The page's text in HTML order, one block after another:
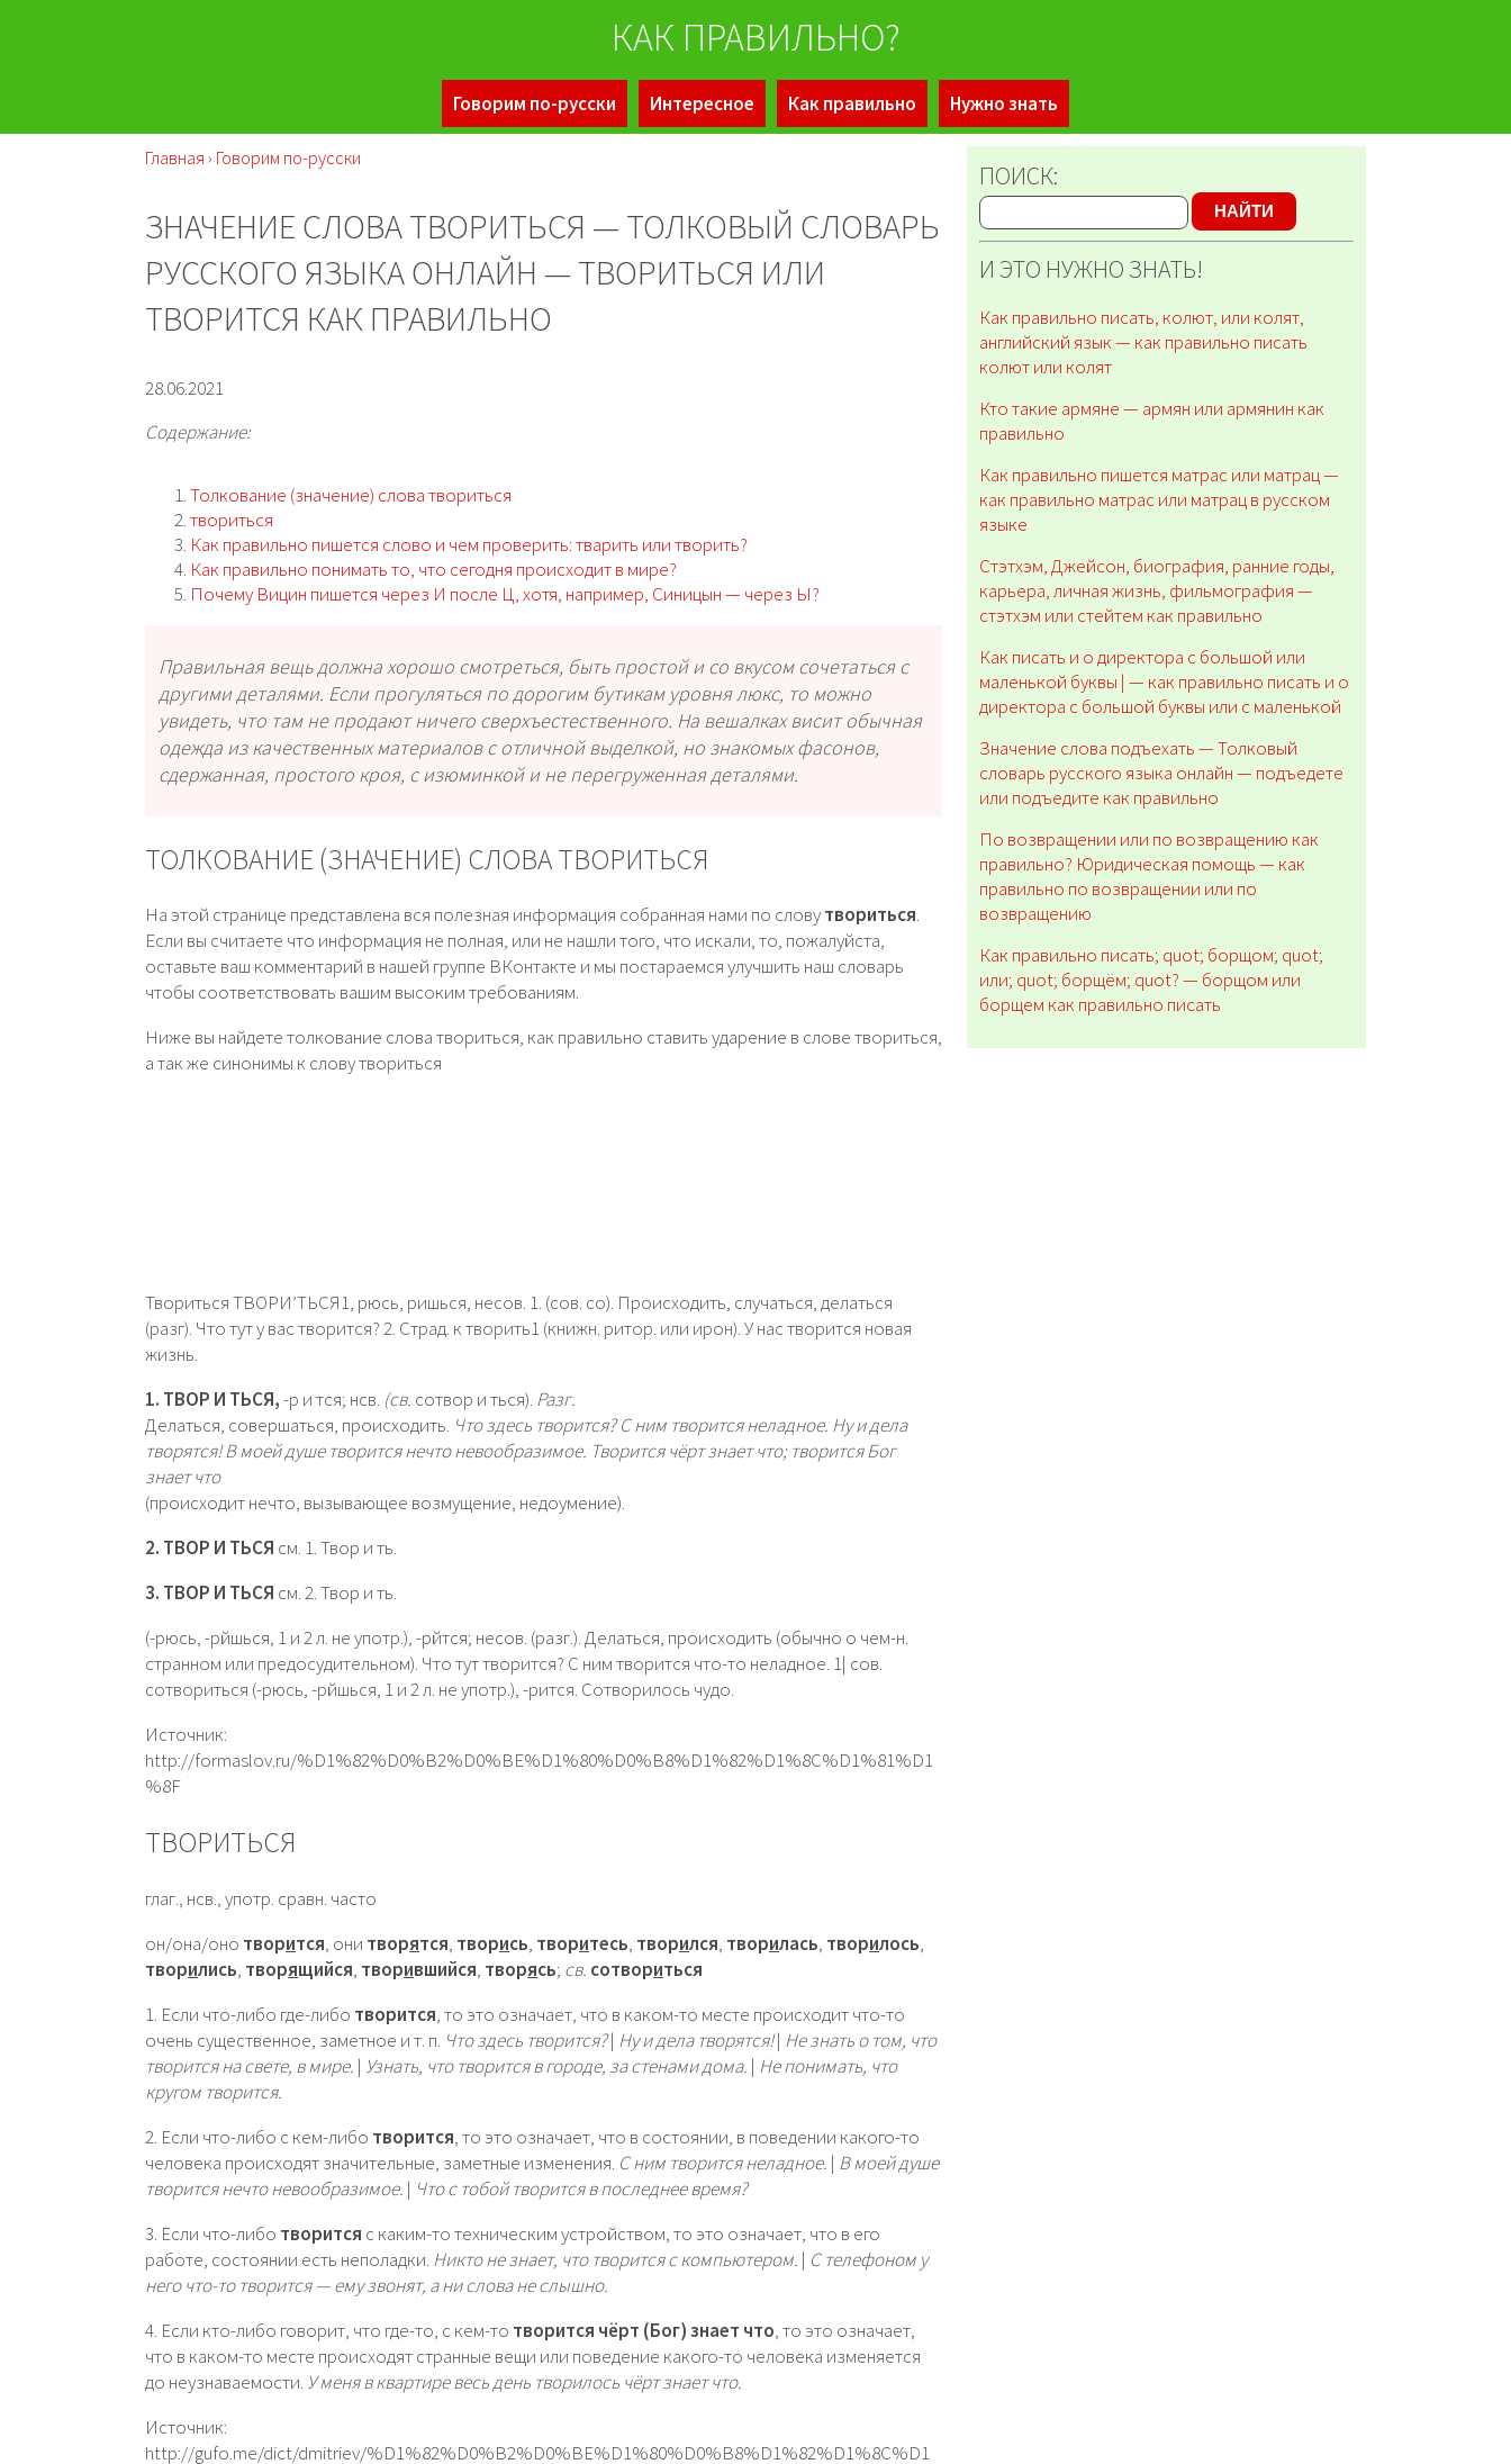
КАК ПРАВИЛЬНО?
Говорим по-русски Интересное Как правильно Нужно знать
Главная › Говорим по-русски
ЗНАЧЕНИЕ СЛОВА ТВОРИТЬСЯ — ТОЛКОВЫЙ СЛОВАРЬ
РУССКОГО ЯЗЫКА ОНЛАЙН — ТВОРИТЬСЯ ИЛИ
ТВОРИТСЯ КАК ПРАВИЛЬНО
28.06.2021
Содержание:
Толкование (значение) слова твориться
твориться
Как правильно пишется слово и чем проверить: тварить или творить?
Как правильно понимать то, что сегодня происходит в мире?
Почему Вицин пишется через И после Ц, хотя, например, Синицын — через Ы?
Правильная вещь должна хорошо смотреться, быть простой и со вкусом сочетаться с
другими деталями. Если прогуляться по дорогим бутикам уровня люкс, то можно
увидеть, что там не продают ничего сверхъестественного. На вешалках висит обычная
одежда из качественных материалов с отличной выделкой, но знакомых фасонов,
сдержанная, простого кроя, с изюминкой и не перегруженная деталями.
ТОЛКОВАНИЕ (ЗНАЧЕНИЕ) СЛОВА ТВОРИТЬСЯ
На этой странице представлена вся полезная информация собранная нами по словутвориться.
Если вы считаете что информация не полная, или не нашли того, что искали, то, пожалуйста,
оставьте ваш комментарий в нашей группе ВКонтакте и мы постараемся улучшить наш словарь
чтобы соответствовать вашим высоким требованиям.
Ниже вы найдете толкование слова твориться, как правильно ставить ударение в слове твориться,
а так же синонимы к слову твориться
Твориться ТВОРИ’ТЬСЯ1, рюсь, ришься, несов. 1. (сов. со). Происходить, случаться, делаться
(разг). Что тут у вас творится? 2. Страд. к творить1 (книжн. ритор. или ирон). У нас творится новая
жизнь.
1. ТВОР И ТЬСЯ,-р и тся; нсв. (св. сотвор и ться). Разг.
Делаться, совершаться, происходить. Что здесь творится? С ним творится неладное. Ну и дела
творятся!В моей душе творится нечто невообразимое. Творится чёрт знает что; творится Бог
знает что
(происходит нечто, вызывающее возмущение, недоумение).
2. ТВОР И ТЬСЯ см. 1. Твор и ть.
3. ТВОР И ТЬСЯ см. 2. Твор и ть.
(-рюсь, -рйшься, 1 и 2 л. не употр.), -рйтся; несов. (разг.). Делаться, происходить (обычно о чем-н.
странном или предосудительном). Что тут творится? С ним творится что-то неладное. 1| сов.
сотвориться (-рюсь, -рйшься, 1 и 2 л. не употр.), -рится. Сотворилось чудо.
Источник:
http://formaslov.ru/%D1%82%D0%B2%D0%BE%D1%80%D0%B8%D1%82%D1%8C%D1%81%D1
%8F
ТВОРИТЬСЯ
глаг., нсв., употр. сравн. часто
он/она/оно творится, они творятся, творись, творитесь, творился, творилась, творилось,
творились, творящийся, творившийся, творясь; св. сотвориться
1. Если что-либо где-либо творится, то это означает, что в каком-то месте происходит что-то
очень существенное, заметное и т. п. Что здесь творится?| Ну и дела творятся!| Не знать о том, что
творится на свете, в мире. | Узнать, что творится в городе, за стенами дома. | Не понимать, что
кругом творится.
2. Если что-либо с кем-либо творится, то это означает, что в состоянии, в поведении какого-то
человека происходят значительные, заметные изменения. С ним творится неладное. | В моей душе
творится нечто невообразимое. | Что с тобой творится в последнее время?
3. Если что-либо творится с каким-то техническим устройством, то это означает, что в его
работе, состоянии есть неполадки. Никто не знает, что творится с компьютером. | С телефоном у
него что-то творится — ему звонят, а ни слова не слышно.
4. Если кто-либо говорит, что где-то, с кем-то творится чёрт (Бог) знает что, то это означает,
что в каком-то месте происходят странные вещи или поведение какого-то человека изменяется
до неузнаваемости. У меня в квартире весь день творилось чёрт знает что.
Источник:
http://gufo.me/dict/dmitriev/%D1%82%D0%B2%D0%BE%D1%80%D0%B8%D1%82%D1%8C%D1
ПОИСК:
НАЙТИ
И ЭТО НУЖНО ЗНАТЬ!
Как правильно писать, колют, или колят,
английский язык — как правильно писать
колют или колят
Кто такие армяне — армян или армянин как
правильно
Как правильно пишется матрас или матрац —
как правильно матрас или матрац в русском
языке
Стэтхэм, Джейсон, биография, ранние годы,
карьера, личная жизнь, фильмография —
стэтхэм или стейтем как правильно
Как писать и о директора с большой или
маленькой буквы | — как правильно писать и о
директора с большой буквы или с маленькой
Значение слова подъехать — Толковый
словарь русского языка онлайн — подъедете
или подъедите как правильно
По возвращении или по возвращению как
правильно? Юридическая помощь — как
правильно по возвращении или по
возвращению
Как правильно писать; quot; борщом; quot;
или; quot; борщём; quot? — борщом или
борщем как правильно писать